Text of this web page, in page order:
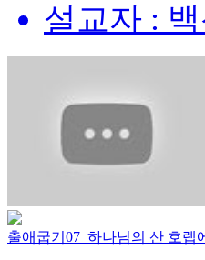
설교자 :
출애굽기07_하나님의 산 호렙